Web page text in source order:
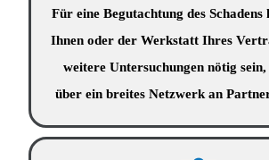
Für eine Begutachtung des
Ihnen oder der Werkstatt Ihres
weitere Untersuchungen nötig
über ein breites Netzwerk an